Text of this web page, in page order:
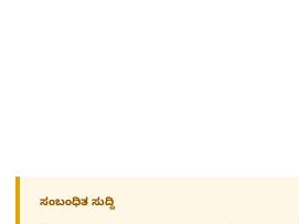
ಸಂಬಂಧಿತ ಸುದ್ದಿ